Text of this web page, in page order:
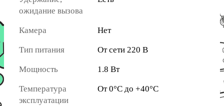
ожидание вызова
Камера Нет
Тип питания От сети 220 В
Мощность 1.8 Вт
Температура
эксплуатации
От 0°C до +40°C